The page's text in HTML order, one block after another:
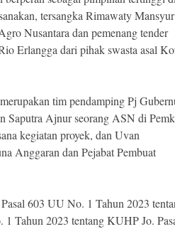
tersangka Rimawaty Mansyur
Nusantara dan pemenang tender
Erlangga dari pihak swasta asal
tim pendamping Pj
Saputra Ajnur seorang ASN di
kegiatan proyek, dan Uvan
Anggaran dan Pejabat Pembuat
603 UU No. 1 Tahun 2023
Tahun 2023 tentang KUHP Jo.